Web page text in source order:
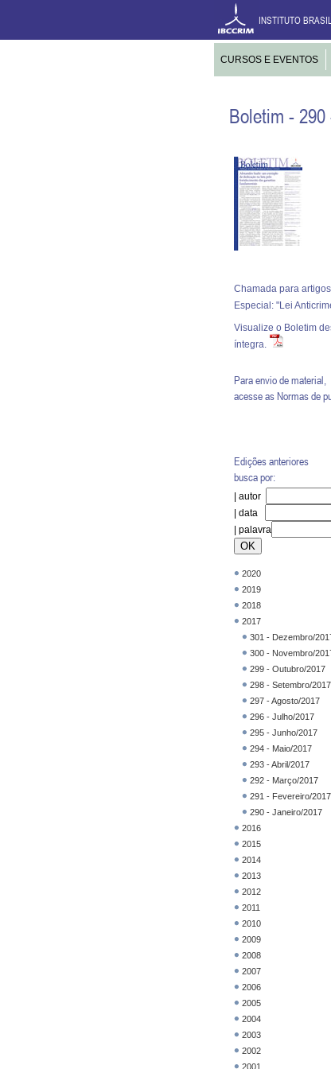
INSTITUTO
CURSOS E EVENTOS
Boletim -
Chamada para
Especial: "Lei
Visualize o Boletim
íntegra.
Para envio de material,
acesse asNormas de
Edições anteriores
busca por:
| autor
| data
| palavra
2020
2019
2018
2017
301 - Dezembro/
300 - Novembro/
299 - Outubro/2017
298 - Setembro/2017
297 - Agosto/2017
296 - Julho/2017
295 - Junho/2017
294 - Maio/2017
293 - Abril/2017
292 - Março/2017
291 - Fevereiro/2017
290 - Janeiro/2017
2016
2015
2014
2013
2012
2011
2010
2009
2008
2007
2006
2005
2004
2003
2002
2001